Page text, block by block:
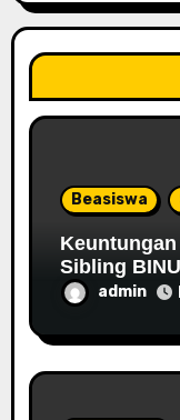
Beasiswa
Sibling
admin